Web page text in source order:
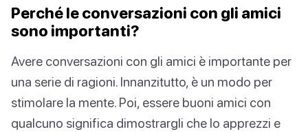
Perché le conversazioni con gli amici
sono importanti?
Avere conversazioni con gli amici è importante per
una serie di ragioni. Innanzitutto, è un modo per
stimolare la mente. Poi, essere buoni amici con
qualcuno significa dimostrargli che lo apprezzi e